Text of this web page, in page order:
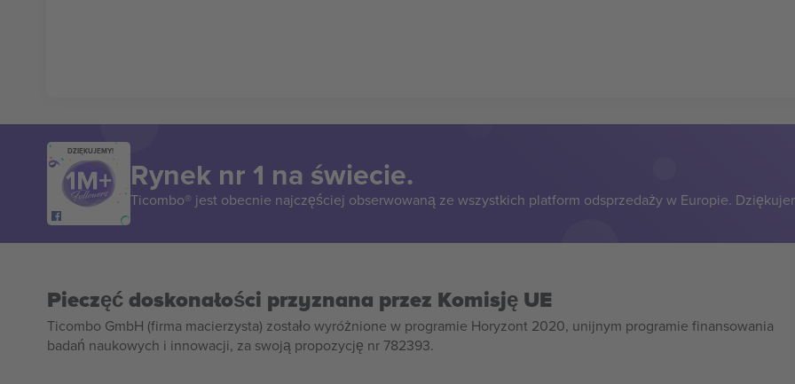
DZIĘKUJEMY!
Rynek nr 1 na świecie.
Ticombo® jest obecnie najczęściej obserwowaną ze wszystkich platform odsprzedaży w Europie.
Pieczęć doskonałości przyznana przez Komisję UE
Ticombo GmbH (firma macierzysta) zostało wyróżnione w programie Horyzont 2020, unijnym programie finansowania
badań naukowych i innowacji, za swoją propozycję nr 782393.